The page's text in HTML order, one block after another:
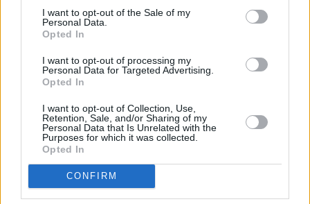
I want to opt-out of the Sale of my
Personal Data.
Opted In
I want to opt-out of processing my
Personal Data for Targeted Advertising.
Opted In
I want to opt-out of Collection, Use,
Retention, Sale, and/or Sharing of my
Personal Data that Is Unrelated with the
Purposes for which it was collected.
Opted In
CONFIRM